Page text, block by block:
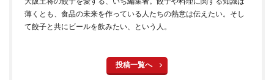
薄くとも、食品の未来を作っている人たちの熱意は伝えたい。そし
て餃子と共にビールを飲みたい、という人。
投稿一覧へ